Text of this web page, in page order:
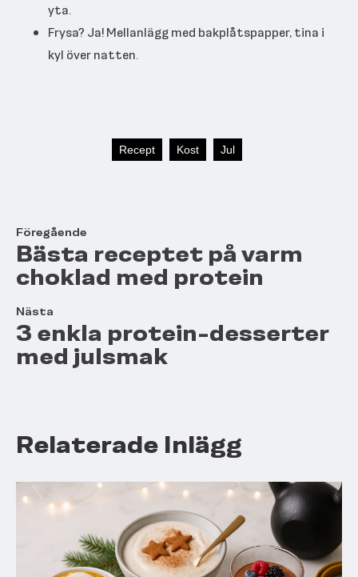
yta.
Frysa? Ja! Mellanlägg med bakplåtspapper, tina i
kyl över natten.
Recept Kost Jul
Föregående
Bästa receptet på varm
choklad med protein
Nästa
3 enkla protein-desserter
med julsmak
Relaterade Inlägg